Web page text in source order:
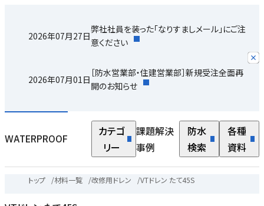
2026年07月27日
弊社社員を装った「なりすましメール」にご注
意ください
2026年07月01日
［防水営業部・住建営業部］新規受注全面再
開のお知らせ
WATERPROOF
カテゴ
リー
課題解決
事例
防水
検索
各種
資料
トップ /材料一覧 /改修用ドレン /VTドレン たて45S